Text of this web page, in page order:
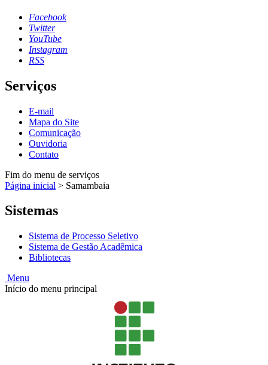
Facebook
Twitter
YouTube
Instagram
RSS
Serviços
E-mail
Mapa do Site
Comunicação
Ouvidoria
Contato
Fim do menu de serviços
Página inicial > Samambaia
Sistemas
Sistema de Processo Seletivo
Sistema de Gestão Acadêmica
Bibliotecas
Menu
Início do menu principal